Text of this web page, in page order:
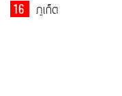
16 ภูเก็ต